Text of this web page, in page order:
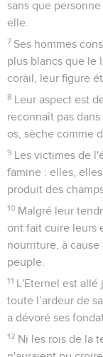
Contenus Versions